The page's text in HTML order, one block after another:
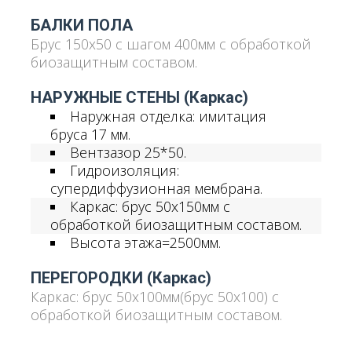
БАЛКИ ПОЛА
Брус 150х50 с шагом 400мм с обработкой
биозащитным составом.
НАРУЖНЫЕ СТЕНЫ (каркас)
Наружная отделка: имитация
бруса 17 мм.
Вентзазор 25*50.
Гидроизоляция:
супердиффузионная мембрана.
Каркас: брус 50х150мм с
обработкой биозащитным составом.
Высота этажа=2500мм.
ПЕРЕГОРОДКИ (каркас)
Каркас: брус 50х100мм(брус 50x100) с
обработкой биозащитным составом.